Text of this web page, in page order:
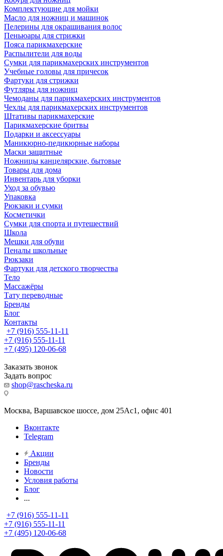
Комплектующие для мойки
Масло для ножниц и машинок
Пелерины для окрашивания волос
Пеньюары для стрижки
Пояса парикмахерские
Распылители для воды
Сумки для парикмахерских инструментов
Учебные головы для причесок
Фартуки для стрижки
Футляры для ножниц
Чемоданы для парикмахерских инструментов
Чехлы для парикмахерских инструментов
Штативы парикмахерские
Парикмахерские бритвы
Подарки и аксессуары
Маникюрно-педикюрные наборы
Маски защитные
Ножницы канцелярские, бытовые
Товары для дома
Инвентарь для уборки
Уход за обувью
Упаковка
Рюкзаки и сумки
Косметички
Сумки для спорта и путешествий
Школа
Мешки для обуви
Пеналы школьные
Рюкзаки
Фартуки для детского творчества
Тело
Массажёры
Тату переводные
Бренды
Блог
Контакты
+7 (916) 555-11-11
+7 (916) 555-11-11
+7 (495) 120-06-68
Заказать звонок
Задать вопрос
shop@rascheska.ru
Москва, Варшавское шоссе, дом 25Аc1, офис 401
Вконтакте
Telegram
Акции
Бренды
Новости
Условия работы
Блог
...
+7 (916) 555-11-11
+7 (916) 555-11-11
+7 (495) 120-06-68